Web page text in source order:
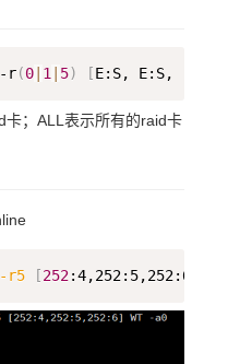
-r(0 1 5) [E:S, E:S,
卡；ALL表示所有的raid卡
-r5 [252:4,252:5,252:6
Copy